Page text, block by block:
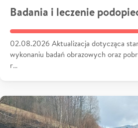
Badania i leczenie
02.08.2026 Aktualizacja dotycząca
wykonaniu badań obrazowych oraz
r…